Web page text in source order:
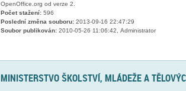
OpenOffice.org od verze 2.
Počet stažení:596
Poslední změna souboru:2013-09-16 22:47:29
Soubor publikován:2010-05-26 11:06:42, Administrator
MINISTERSTVO ŠKOLSTVÍ, MLÁDEŽE A